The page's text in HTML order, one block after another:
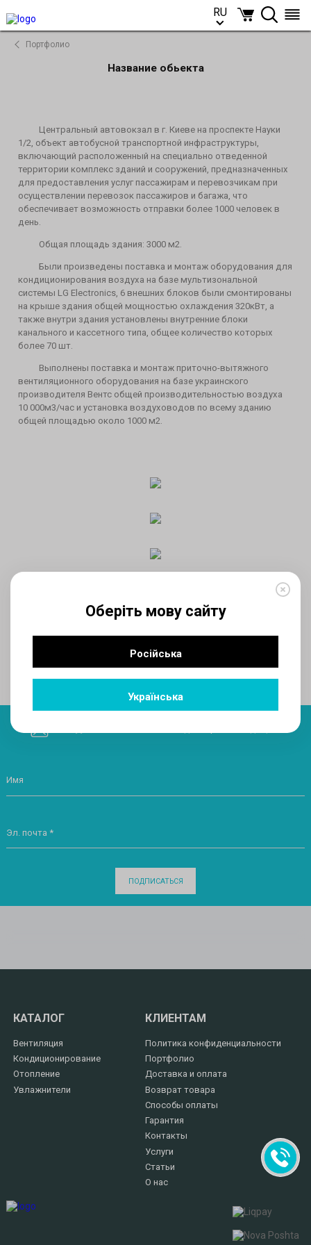
Оберіть мову сайту
Російська
Українська
RU
Портфолио
Название обьекта
Центральный автовокзал в г. Киеве на проспекте Науки
1/2, объект автобусной транспортной инфраструктуры,
включающий расположенный на специально отведенной
территории комплекс зданий и сооружений, предназначенных
для предоставления услуг пассажирам и перевозчикам при
осуществлении перевозок пассажиров и багажа, что
обеспечивает возможность отправки более 1000 человек в
день.
Общая площадь здания: 3000 м2.
Были произведены поставка и монтаж оборудования для
кондиционирования воздуха на базе мультизональной
системы LG Electronics, 6 внешних блоков были смонтированы
на крыше здания общей мощностью охлаждения 320кВт, а
также внутри здания установлены внутренние блоки
канального и кассетного типа, общее количество которых
более 70 шт.
Выполнены поставка и монтаж приточно-вытяжного
вентиляционного оборудования на базе украинского
производителя Вентс общей производительностью воздуха
10 000м3/час и установка воздуховодов по всему зданию
общей площадью около 1000 м2.
Следующий
Имя
Эл. почта *
ПОДПИСАТЬСЯ
КАТАЛОГ
Вентиляция
Кондиционирование
Отопление
Увлажнители
КЛИЕНТАМ
Политика конфиденциальности
Портфолио
Доставка и оплата
Возврат товара
Способы оплаты
Гарантия
Контакты
Услуги
Статьи
О нас